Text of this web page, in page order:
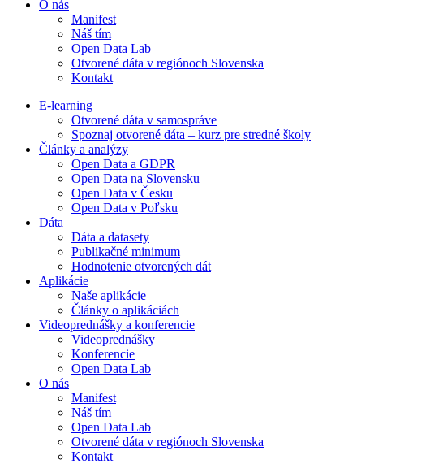
O nás
Manifest
Náš tím
Open Data Lab
Otvorené dáta v regiónoch Slovenska
Kontakt
E-learning
Otvorené dáta v samospráve
Spoznaj otvorené dáta – kurz pre stredné školy
Články a analýzy
Open Data a GDPR
Open Data na Slovensku
Open Data v Česku
Open Data v Poľsku
Dáta
Dáta a datasety
Publikačné minimum
Hodnotenie otvorených dát
Aplikácie
Naše aplikácie
Články o aplikáciách
Videoprednášky a konferencie
Videoprednášky
Konferencie
Open Data Lab
O nás
Manifest
Náš tím
Open Data Lab
Otvorené dáta v regiónoch Slovenska
Kontakt